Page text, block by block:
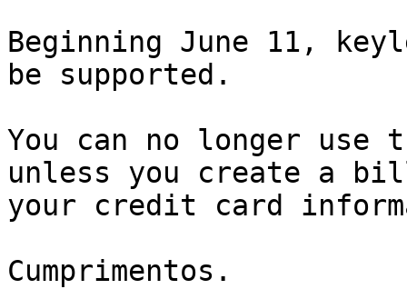
Beginning June 11,
be supported.
You can no longer
unless you create a
your credit card
Cumprimentos.